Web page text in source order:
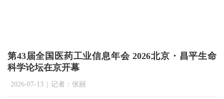
第43届全国医药工业信息年会 2026北京・昌平生命
科学论坛在京开幕
2026-07-13 | 记者：张丽